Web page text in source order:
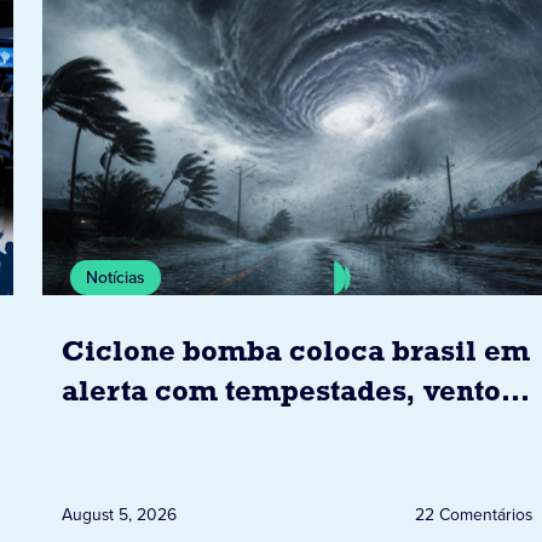
Notícias
Ciclone bomba coloca brasil em
alerta com tempestades, ventos
August 5, 2026 22 Comentários